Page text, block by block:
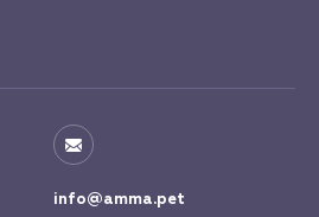
info@amma.pet